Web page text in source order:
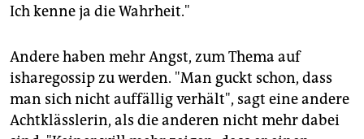
Ich kenne ja die Wahrheit."
Andere haben mehr Angst, zum Thema auf
isharegossip zu werden. "Man guckt schon, dass
man sich nicht auffällig verhält", sagt eine andere
Achtklässlerin, als die anderen nicht mehr dabei